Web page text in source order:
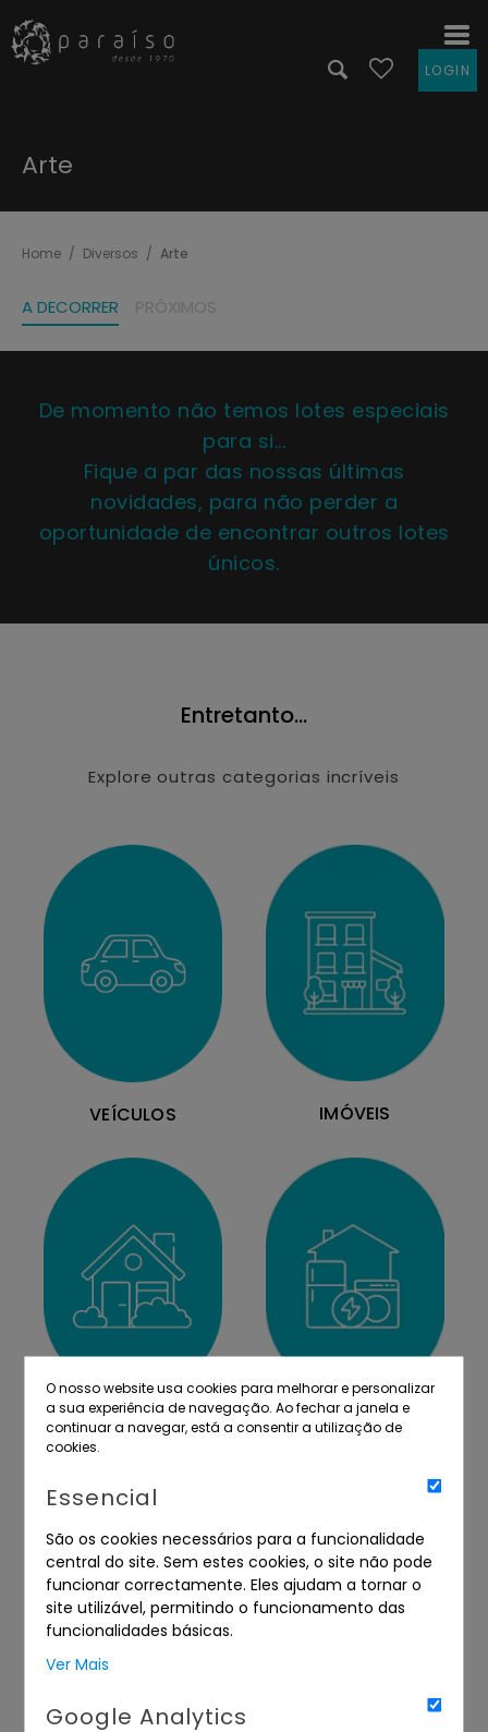
O nosso website usa cookies para melhorar e personalizar
a sua experiência de navegação. Ao fechar a janela e
continuar a navegar, está a consentir a utilização de
cookies.
Essencial
São os cookies necessários para a funcionalidade
central do site. Sem estes cookies, o site não pode
funcionar correctamente. Eles ajudam a tornar o
site utilizável, permitindo o funcionamento das
funcionalidades básicas.
Ver Mais
Google Analytics
LOGIN
Arte
Home Diversos Arte
A DECORRER PRÓXIMOS
De momento não temos lotes especiais
para si...
Fique a par das nossas últimas
novidades, para não perder a
oportunidade de encontrar outros lotes
únicos.
Entretanto...
Explore outras categorias incríveis
VEÍCULOS IMÓVEIS
MOBILIÁRIO EQUIPAMENTOS